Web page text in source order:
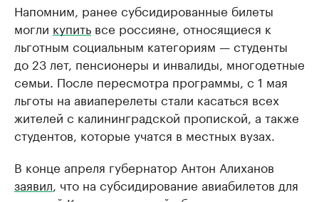
Напомним, ранее субсидированные билеты
могли купить все россияне, относящиеся к
льготным социальным категориям — студенты
до 23 лет, пенсионеры и инвалиды, многодетные
семьи. После пересмотра программы, с 1 мая
льготы на авиаперелеты стали касаться всех
жителей с калининградской пропиской, а также
студентов, которые учатся в местных вузах.
В конце апреля губернатор Антон Алиханов
заявил , что на субсидирование авиабилетов для